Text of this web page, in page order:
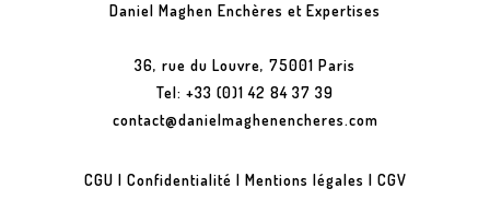
Daniel Maghen Enchères et Expertises
36, rue du Louvre, 75001 Paris
Tel: +33 (0)1 42 84 37 39
contact@danielmaghenencheres.com
CGU | Confidentialité | Mentions légales | CGV